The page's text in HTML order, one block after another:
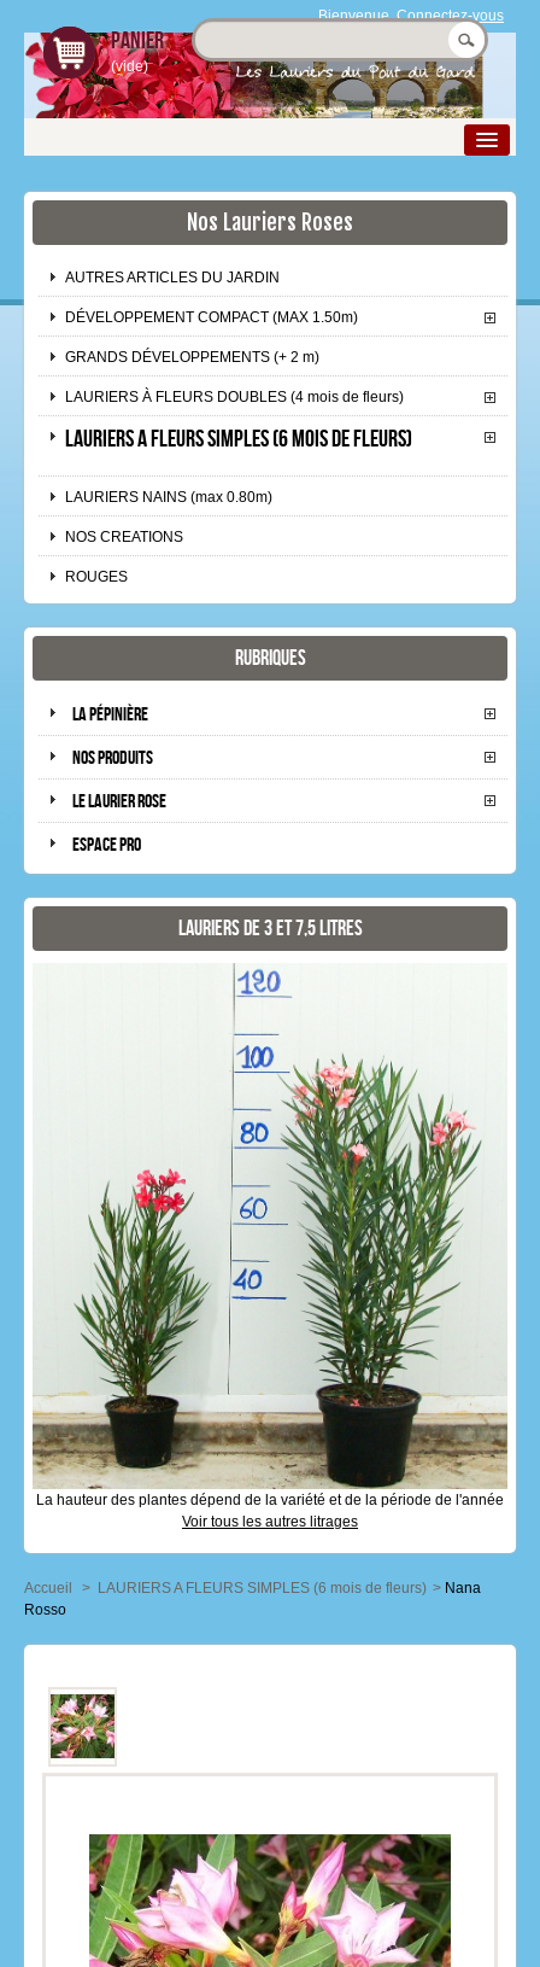
Bienvenue,Connectez-vous
Panier
(vide)
Nos Produits
Le laurier rose
Boutique
Espace Pro
Contact et accès
Nos Lauriers Roses
AUTRES ARTICLES DU JARDIN
DÉVELOPPEMENT COMPACT (MAX 1.50m)
GRANDS DÉVELOPPEMENTS (+ 2 m)
LAURIERS À FLEURS DOUBLES (4 mois de fleurs)
LAURIERS A FLEURS SIMPLES (6 mois de fleurs)
LAURIERS NAINS (max 0.80m)
NOS CREATIONS
ROUGES
Rubriques
La pépinière
Nos produits
Le laurier rose
Espace pro
Lauriers de 3 et 7,5 litres
La hauteur des plantes dépend de la variété et de la période de l'année
Voir tous les autres litrages
Accueil > LAURIERS A FLEURS SIMPLES (6 mois de fleurs) > Nana
Rosso